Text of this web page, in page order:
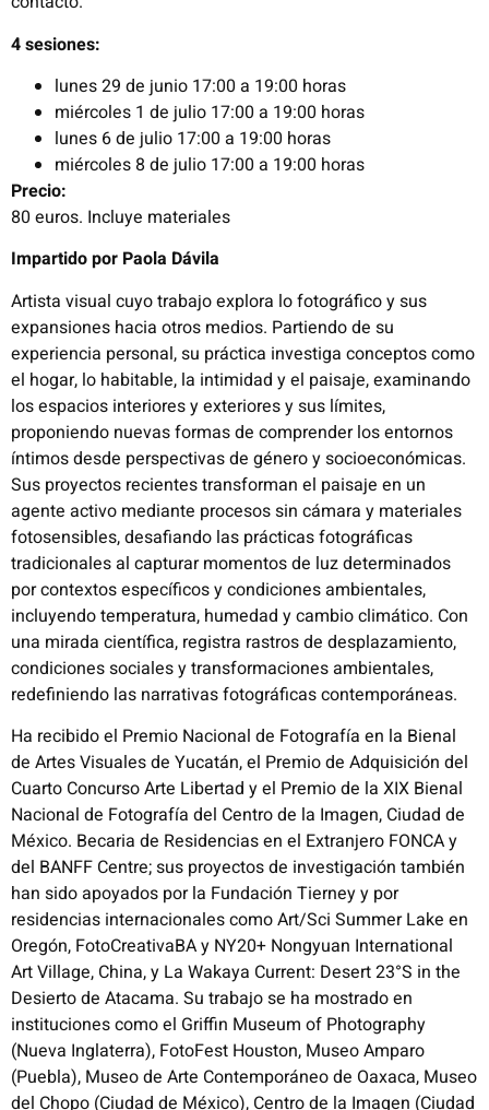
4 sesiones:
lunes 29 de junio 17:00 a 19:00 horas
miércoles 1 de julio 17:00 a 19:00 horas
lunes 6 de julio 17:00 a 19:00 horas
miércoles 8 de julio 17:00 a 19:00 horas
Precio:
80 euros. Incluye materiales
Impartido por Paola Dávila
Artista visual cuyo trabajo explora lo fotográfico y sus
expansiones hacia otros medios. Partiendo de su
experiencia personal, su práctica investiga conceptos como
el hogar, lo habitable, la intimidad y el paisaje, examinando
los espacios interiores y exteriores y sus límites,
proponiendo nuevas formas de comprender los entornos
íntimos desde perspectivas de género y socioeconómicas.
Sus proyectos recientes transforman el paisaje en un
agente activo mediante procesos sin cámara y materiales
fotosensibles, desafiando las prácticas fotográficas
tradicionales al capturar momentos de luz determinados
por contextos específicos y condiciones ambientales,
incluyendo temperatura, humedad y cambio climático. Con
una mirada científica, registra rastros de desplazamiento,
condiciones sociales y transformaciones ambientales,
redefiniendo las narrativas fotográficas contemporáneas.
Ha recibido el Premio Nacional de Fotografía en la Bienal
de Artes Visuales de Yucatán, el Premio de Adquisición del
Cuarto Concurso Arte Libertad y el Premio de la XIX Bienal
Nacional de Fotografía del Centro de la Imagen, Ciudad de
México. Becaria de Residencias en el Extranjero FONCA y
del BANFF Centre; sus proyectos de investigación también
han sido apoyados por la Fundación Tierney y por
residencias internacionales como Art/Sci Summer Lake en
Oregón, FotoCreativaBA y NY20+ Nongyuan International
Art Village, China, y La Wakaya Current: Desert 23°S in the
Desierto de Atacama. Su trabajo se ha mostrado en
instituciones como el Griffin Museum of Photography
(Nueva Inglaterra), FotoFest Houston, Museo Amparo
(Puebla), Museo de Arte Contemporáneo de Oaxaca, Museo
del Chopo (Ciudad de México), Centro de la Imagen (Ciudad